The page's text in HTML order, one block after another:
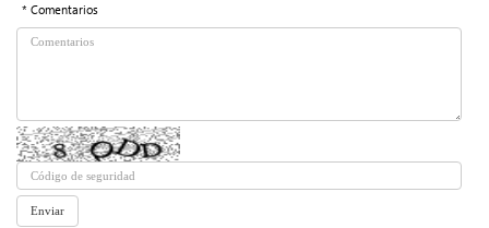
* Comentarios